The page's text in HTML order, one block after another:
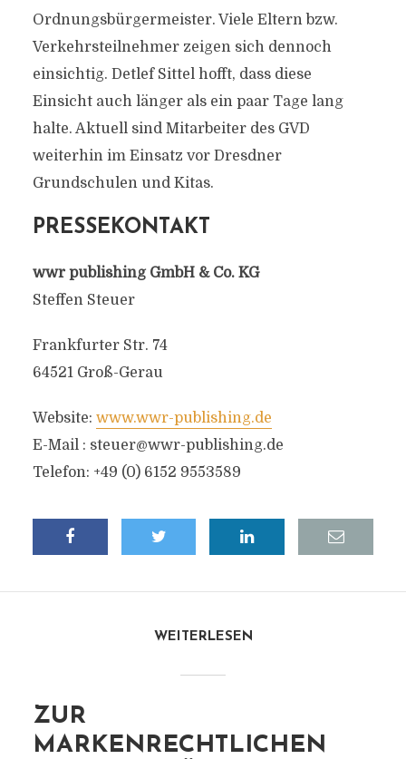
Ordnungsbürgermeister. Viele Eltern bzw.
Verkehrsteilnehmer zeigen sich dennoch
einsichtig. Detlef Sittel hofft, dass diese
Einsicht auch länger als ein paar Tage lang
halte. Aktuell sind Mitarbeiter des GVD
weiterhin im Einsatz vor Dresdner
Grundschulen und Kitas.
PRESSEKONTAKT
wwr publishing GmbH & Co. KG
Steffen Steuer
Frankfurter Str. 74
64521 Groß-Gerau
Website: www.wwr-publishing.de
E-Mail : steuer@wwr-publishing.de
Telefon: +49 (0) 6152 9553589
WEITERLESEN
ZUR
MARKENRECHTLICHEN